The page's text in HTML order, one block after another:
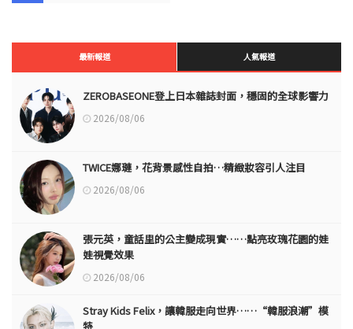
最新報道 人氣報道
ZEROBASEONE登上日本雜誌封面，穩固的全球影響力
2026/08/06
TWICE娜璉，花背景感性自拍…精緻妝容引人注目
2026/08/06
張元英，童話里的公主變成現實……點亮玫瑰花園的娃
娃視覺效果
2026/08/06
Stray Kids Felix，讓韓服走向世界……“韓服浪潮”模